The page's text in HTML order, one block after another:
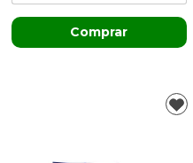
Comprar